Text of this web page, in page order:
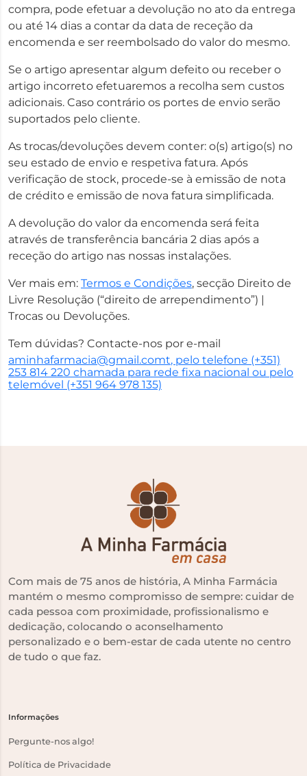
compra, pode efetuar a devolução no ato da entrega
ou até 14 dias a contar da data de receção da
encomenda e ser reembolsado do valor do mesmo.
Se o artigo apresentar algum defeito ou receber o
artigo incorreto efetuaremos a recolha sem custos
adicionais. Caso contrário os portes de envio serão
suportados pelo cliente.
As trocas/devoluções devem conter: o(s) artigo(s) no
seu estado de envio e respetiva fatura. Após
verificação de stock, procede-se à emissão de nota
de crédito e emissão de nova fatura simplificada.
A devolução do valor da encomenda será feita
através de transferência bancária 2 dias após a
receção do artigo nas nossas instalações.
Ver mais em: Termos e Condições, secção Direito de
Livre Resolução (“direito de arrependimento”) |
Trocas ou Devoluções.
Tem dúvidas? Contacte-nos por e-mail
aminhafarmacia@gmail.comt, pelo telefone (+351)
253 814 220 chamada para rede fixa nacional ou pelo
telemóvel (+351 964 978 135)
Com mais de 75 anos de história, A Minha Farmácia
mantém o mesmo compromisso de sempre: cuidar de
cada pessoa com proximidade, profissionalismo e
dedicação, colocando o aconselhamento
personalizado e o bem-estar de cada utente no centro
de tudo o que faz.
Informações
Pergunte-nos algo!
Política de Privacidade